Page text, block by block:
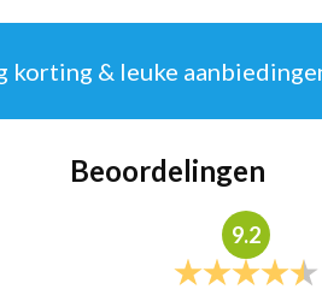
korting & leuke
Beoordelingen
9.2